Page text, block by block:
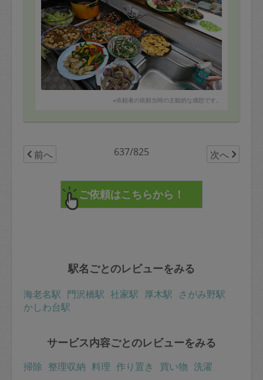
※依頼者の依頼当時の主観的な感想です。
前へ 637/825 次へ
駅名ごとのレビューをみる
海老名駅 門沢橋駅 社家駅 厚木駅 さがみ野駅
かしわ台駅
サービス内容ごとのレビューをみる
掃除 整理収納 料理 作り置き 買い物 洗濯